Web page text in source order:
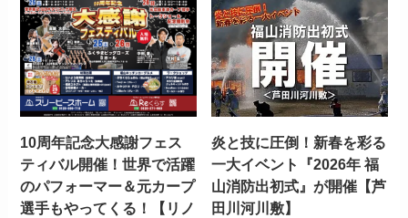
10周年記念大感謝フェス
ティバル開催！世界で活躍
のパフォーマー＆元カープ
選手もやってくる！【リノ
炎と技に圧倒！新春を彩る
一大イベント『2026年 福
山消防出初式』が開催【芦
田川河川敷】